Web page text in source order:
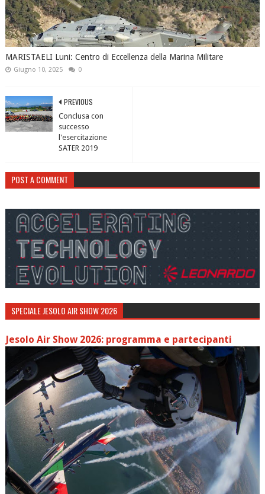
MARISTAELI Luni: Centro di Eccellenza della Marina Militare
Giugno 10, 2025 0
PREVIOUS
Conclusa con
successo
l'esercitazione
SATER 2019
POST A COMMENT
SPECIALE JESOLO AIR SHOW 2026
Jesolo Air Show 2026: programma e partecipanti